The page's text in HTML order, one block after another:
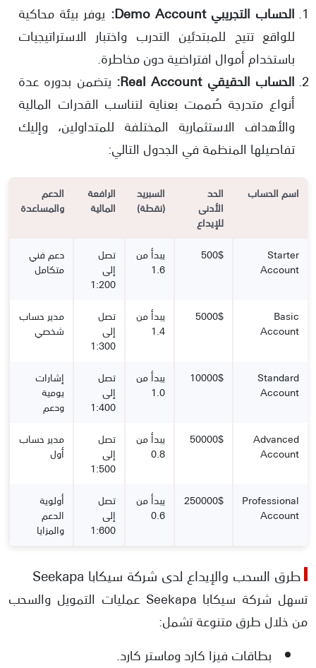
الحساب التجريبي Demo Account:
يوفر بيئة محاكية
للواقع تتيح للمبتدئين التدرب واختبار الاستراتيجيات
باستخدام أموال افتراضية دون مخاطرة.
الحساب الحقيقي Real Account:
يتضمن بدوره عدة
أنواع متدرجة صُممت بعناية لتناسب القدرات المالية
والأهداف الاستثمارية المختلفة للمتداولين، وإليك
تفاصيلها المنظمة في الجدول التالي:
اسم الحساب
الحد
الأدنى
للإيداع
السبريد
(نقطة)
الرافعة
المالية
الدعم
والمساعدة
Starter
Account
500$
يبدأ من
1.6
تصل
إلى
1:200
دعم فني
متكامل
Basic
Account
5000$
يبدأ من
1.4
تصل
إلى
1:300
مدير حساب
شخصي
Standard
Account
10000$
يبدأ من
1.0
تصل
إلى
1:400
إشارات
يومية
ودعم
Advanced
Account
50000$
يبدأ من
0.8
تصل
إلى
1:500
مدير حساب
أول
Professional
Account
250000$
يبدأ من
0.6
تصل
إلى
1:600
أولوية
الدعم
والمزايا
طرق السحب والإيداع لدى شركة سيكابا Seekapa
تسهل شركة سيكابا Seekapa عمليات التمويل والسحب
من خلال طرق متنوعة تشمل:
بطاقات فيزا كارد وماستر كارد.